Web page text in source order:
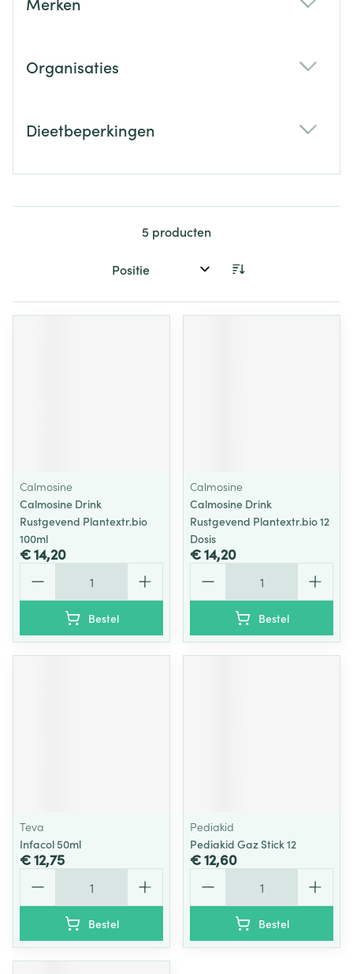
Organisaties
Dieetbeperkingen
5 producten
Sorteer op:
Calmosine
Calmosine Drink
Rustgevend Plantextr.bio
100ml
€ 14,20
Bestel
Calmosine
Calmosine Drink
Rustgevend Plantextr.bio 12
Dosis
€ 14,20
Bestel
Teva
Infacol 50ml
€ 12,75
Bestel
Pediakid
Pediakid Gaz Stick 12
€ 12,60
Bestel